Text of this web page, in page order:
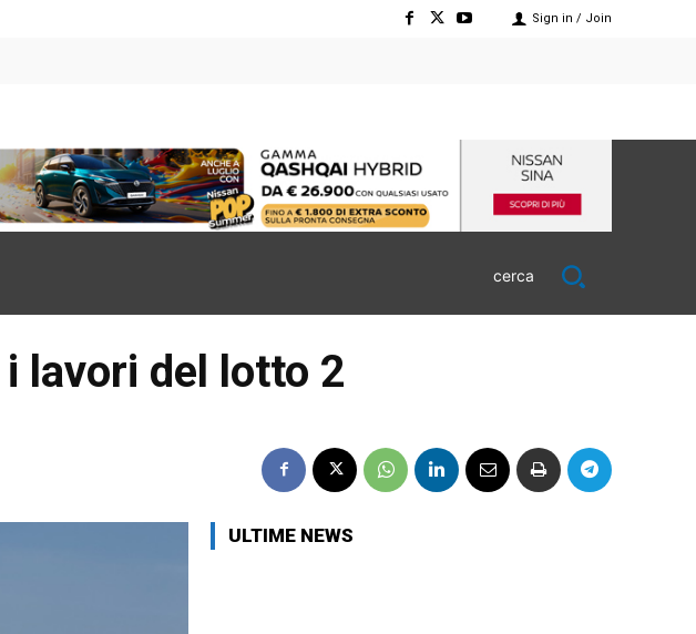
Sign in / Join
cerca
lavori del lotto 2
ULTIME NEWS